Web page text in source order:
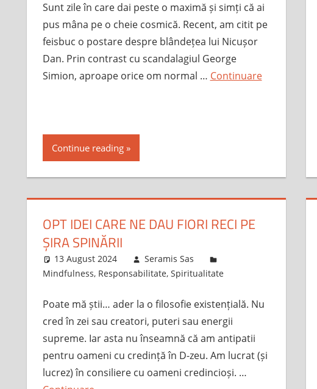
Sunt zile în care dai peste o maximă și simți că ai
pus mâna pe o cheie cosmică. Recent, am citit pe
feisbuc o postare despre blândețea lui Nicușor
Dan. Prin contrast cu scandalagiul George
Simion, aproape orice om normal … Continuare
Continue reading
OPT IDEI CARE NE DAU FIORI RECI PE
ȘIRA SPINĂRII
13 August 2024
Seramis Sas
Mindfulness, Responsabilitate, Spiritualitate
Poate mă știi… ader la o filosofie existențială. Nu
cred în zei sau creatori, puteri sau energii
supreme. Iar asta nu înseamnă că am antipatii
pentru oameni cu credință în D-zeu. Am lucrat (și
lucrez) în consiliere cu oameni credincioși. …